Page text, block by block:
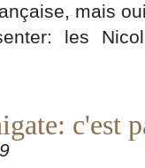
mais
les
c'est